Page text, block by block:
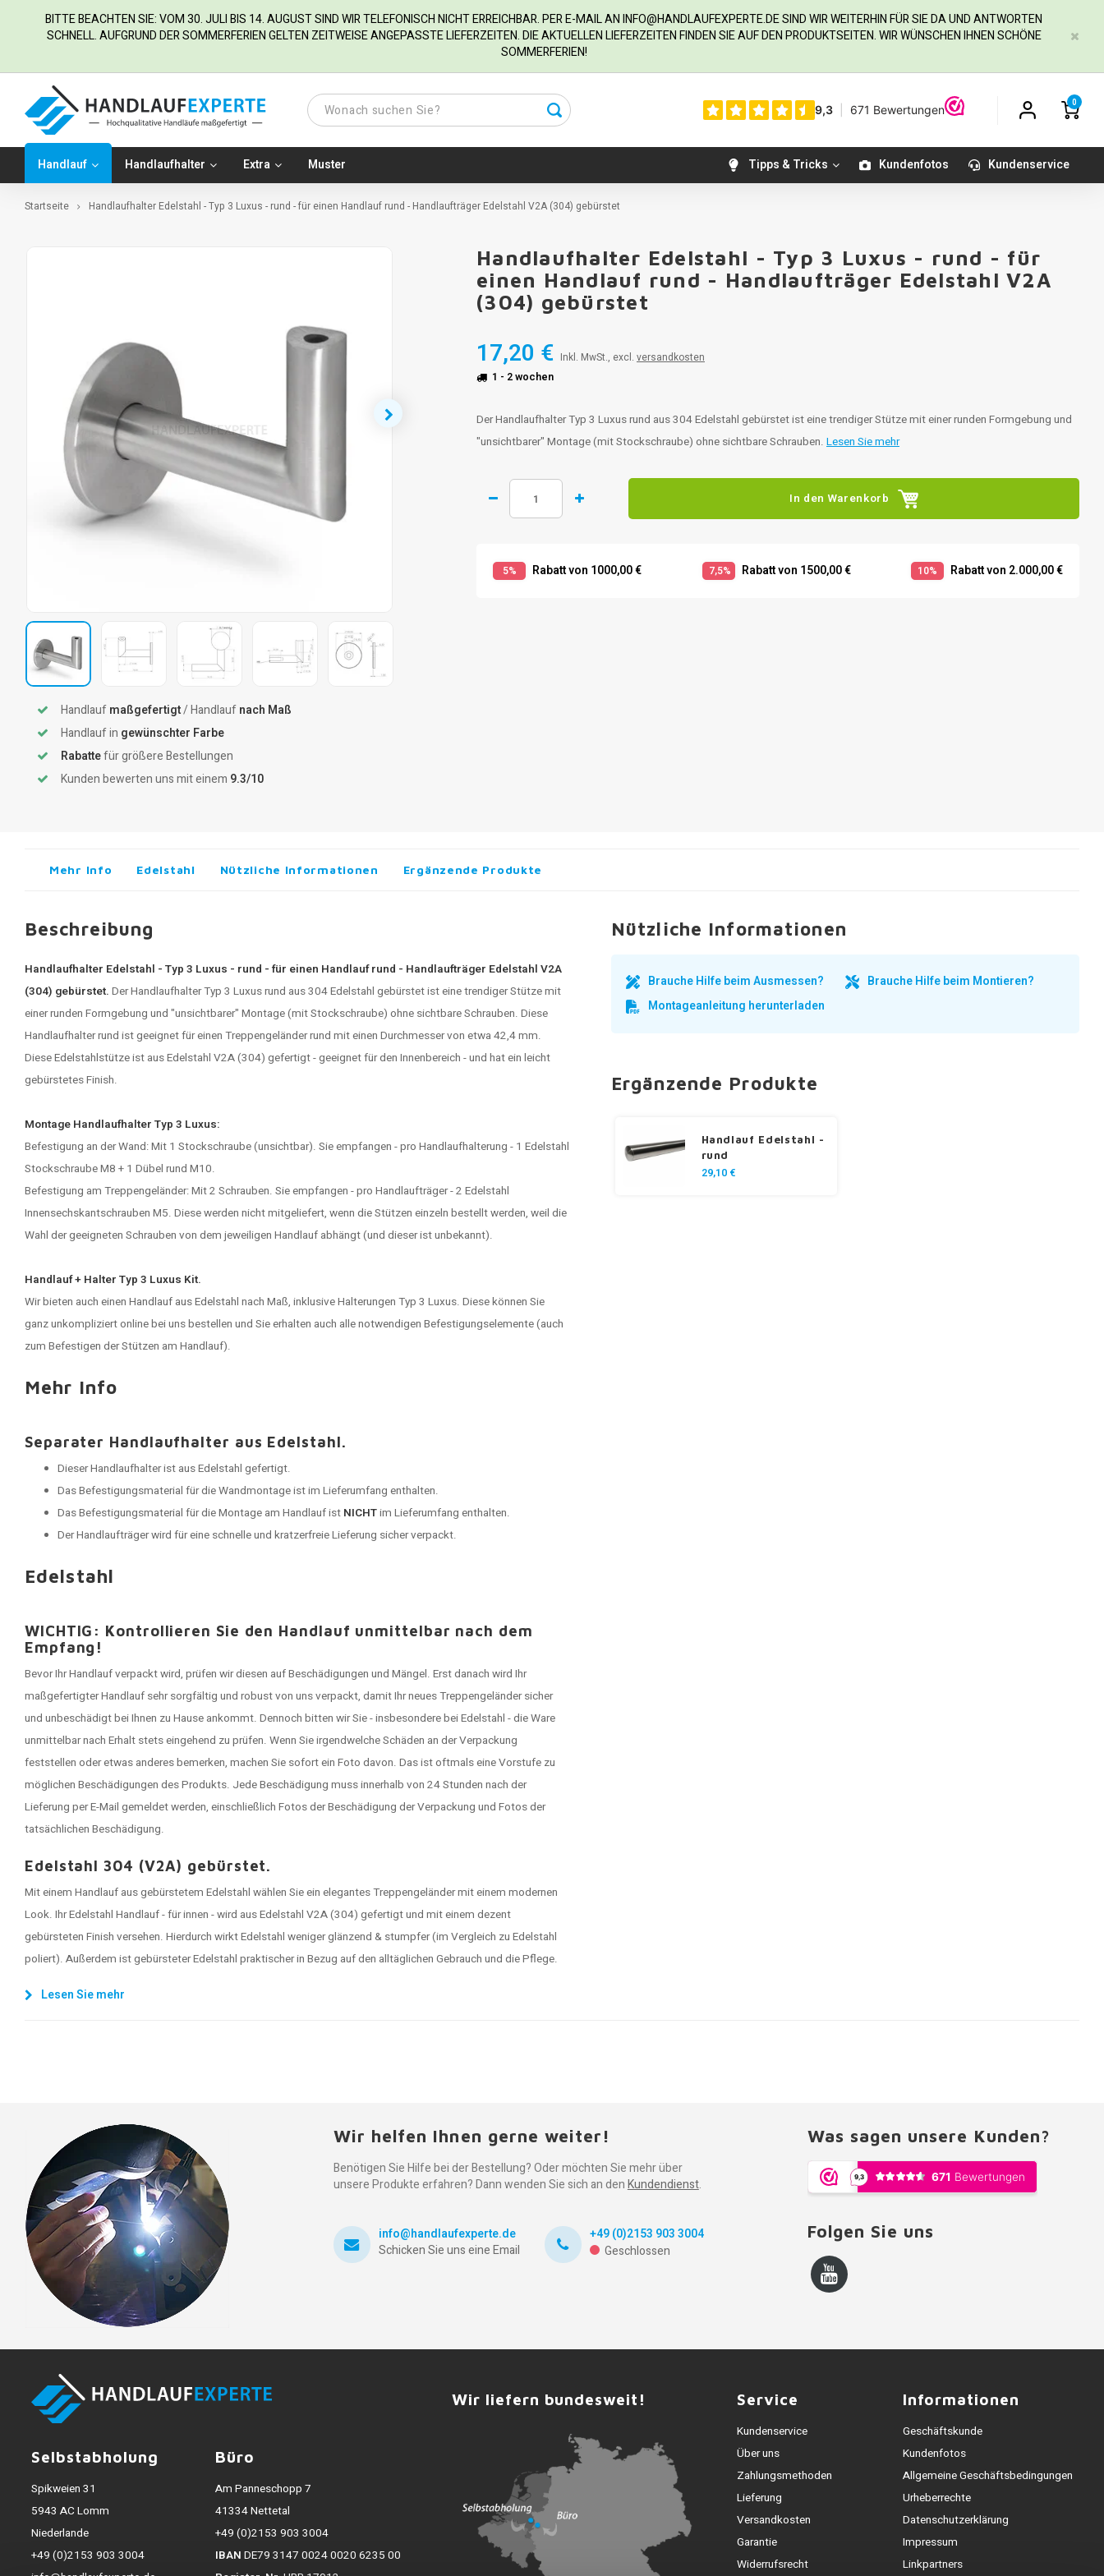
BITTE BEACHTEN SIE: VOM 30. JULI BIS 14. AUGUST SIND WIR TELEFONISCH NICHT ERREICHBAR. PER E-MAIL ANINFO@HANDLAUFEXPERTE.DESIND WIR WEITERHIN FÜR SIE DA UND ANTWORTEN
SCHNELL. AUFGRUND DER SOMMERFERIEN GELTEN ZEITWEISE ANGEPASSTE LIEFERZEITEN. DIE AKTUELLEN LIEFERZEITEN FINDEN SIE AUF DEN PRODUKTSEITEN. WIR WÜNSCHEN IHNEN SCHÖNE
SOMMERFERIEN!
0
Handlauf Handlaufhalter Extra Muster Tipps & Tricks Kundenfotos Kundenservice
Startseite Handlaufhalter Edelstahl - Typ 3 Luxus - rund - für einen Handlauf rund - Handlaufträger Edelstahl V2A (304) gebürstet
Handlaufmaßgefertigt/ Handlaufnach Maß
Handlauf in gewünschter Farbe
Rabattefür größere Bestellungen
Kunden bewerten uns mit einem 9.3/10
Handlaufhalter Edelstahl - Typ 3 Luxus - rund - für
einen Handlauf rund - Handlaufträger Edelstahl V2A
(304) gebürstet
17,20 € Inkl. MwSt., excl. versandkosten
1 - 2 wochen
Der Handlaufhalter Typ 3 Luxus rund aus 304 Edelstahl gebürstet ist eine trendiger Stütze mit einer runden Formgebung und
"unsichtbarer" Montage (mit Stockschraube) ohne sichtbare Schrauben. Lesen Sie mehr
In den Warenkorb
5% Rabatt von 1000,00 € 7,5% Rabatt von 1500,00 € 10% Rabatt von 2.000,00 €
Mehr Info Edelstahl Nützliche Informationen Ergänzende Produkte
Beschreibung
Handlaufhalter Edelstahl - Typ 3 Luxus - rund - für einen Handlauf rund - Handlaufträger Edelstahl V2A
(304) gebürstet. Der Handlaufhalter Typ 3 Luxus rund aus 304 Edelstahl gebürstet ist eine trendiger Stütze mit
einer runden Formgebung und "unsichtbarer" Montage (mit Stockschraube) ohne sichtbare Schrauben. Diese
Handlaufhalter rund ist geeignet für einen Treppengeländer rund mit einen Durchmesser von etwa 42,4 mm.
DieseEdelstahlstützeist aus Edelstahl V2A (304) gefertigt - geeignet für den Innenbereich - und hat ein leicht
gebürstetes Finish.
Montage Handlaufhalter Typ 3 Luxus:
Befestigung an der Wand: Mit 1 Stockschraube (unsichtbar). Sie empfangen - pro Handlaufhalterung - 1 Edelstahl
Stockschraube M8 + 1 Dübel rund M10.
Befestigung am Treppengeländer: Mit 2 Schrauben. Sie empfangen - pro Handlaufträger - 2 Edelstahl
Innensechskantschrauben M5. Diese werden nicht mitgeliefert, wenn die Stützen einzeln bestellt werden, weil die
Wahl der geeigneten Schrauben von dem jeweiligen Handlauf abhängt (und dieser ist unbekannt).
Handlauf + Halter Typ 3 Luxus Kit.
Wir bieten auch einen Handlauf aus Edelstahl nach Maß, inklusive Halterungen Typ 3 Luxus. Diese können Sie
ganz unkompliziert online bei uns bestellen und Sie erhalten auch alle notwendigen Befestigungselemente (auch
zum Befestigen der Stützen am Handlauf).
Mehr Info
Separater Handlaufhalter aus Edelstahl.
Dieser Handlaufhalter ist aus Edelstahl gefertigt.
Das Befestigungsmaterial für die Wandmontage ist im Lieferumfang enthalten.
Das Befestigungsmaterial für die Montage am Handlauf ist NICHTim Lieferumfang enthalten.
Der Handlaufträger wird für eine schnelle und kratzerfreie Lieferung sicher verpackt.
Edelstahl
WICHTIG: Kontrollieren Sie den Handlauf unmittelbar nach dem
Empfang!
Bevor Ihr Handlauf verpackt wird, prüfen wir diesen auf Beschädigungen und Mängel. Erst danach wird Ihr
maßgefertigter Handlauf sehr sorgfältig und robust von uns verpackt, damit Ihr neues Treppengeländer sicher
und unbeschädigt bei Ihnen zu Hause ankommt. Dennoch bitten wir Sie - insbesondere bei Edelstahl - die Ware
unmittelbar nach Erhalt stets eingehend zu prüfen. Wenn Sie irgendwelche Schäden an der Verpackung
feststellen oder etwas anderes bemerken, machen Sie sofort ein Foto davon. Das ist oftmals eine Vorstufe zu
möglichen Beschädigungen des Produkts. Jede Beschädigung muss innerhalb von 24 Stunden nach der
Lieferung per E-Mail gemeldet werden, einschließlich Fotos der Beschädigung der Verpackung und Fotos der
tatsächlichen Beschädigung.
Edelstahl 304 (V2A) gebürstet.
Mit einem Handlauf aus gebürstetem Edelstahl wählen Sie ein elegantes Treppengeländer mit einem modernen
Look. Ihr Edelstahl Handlauf - für innen - wird aus Edelstahl V2A (304) gefertigt und mit einem dezent
gebürsteten Finish versehen. Hierdurch wirkt Edelstahl weniger glänzend & stumpfer (im Vergleich zu Edelstahl
poliert). Außerdem ist gebürsteter Edelstahl praktischer in Bezug auf den alltäglichen Gebrauch und die Pflege.
Lesen Sie mehr
Nützliche Informationen
Brauche Hilfe beim Ausmessen?
Brauche Hilfe beim Montieren?
Montageanleitung herunterladen
Ergänzende Produkte
Handlauf Edelstahl -
rund
29,10 €
Wir helfen Ihnen gerne weiter!
Benötigen Sie Hilfe bei der Bestellung? Oder möchten Sie mehr über
unsere Produkte erfahren? Dann wenden Sie sich an denKundendienst.
info@handlaufexperte.de
Schicken Sie uns eine Email
+49 (0)2153 903 3004
Geschlossen
Was sagen unsere Kunden?
Folgen Sie uns
Selbstabholung
Spikweien 31
5943 AC Lomm
Niederlande
+49 (0)2153 903 3004
Büro
Am Panneschopp 7
41334 Nettetal
+49 (0)2153 903 3004
IBAN DE79 3147 0024 0020 6235 00
Wir liefern bundesweit! Service
Kundenservice
Über uns
Zahlungsmethoden
Lieferung
Versandkosten
Garantie
Widerrufsrecht
Informationen
Geschäftskunde
Kundenfotos
Allgemeine Geschäftsbedingungen
Urheberrechte
Datenschutzerklärung
Impressum
Linkpartners